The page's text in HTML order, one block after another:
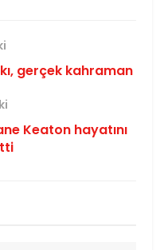
gerçek kahraman
Keaton hayatını